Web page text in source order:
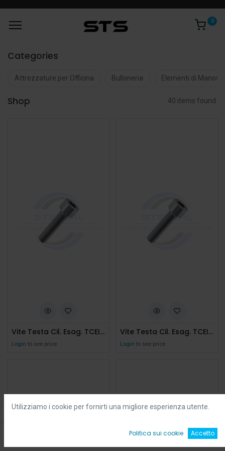
Default
0
Categories
Attrezzature per Officina Bulloneria Elementi di
Shop 40 items found.
Vite Testa Cil. Esag. TCEI M3x8 Zn Uni 5931
Login to see price
Vite Testa Cil. Esag. TCEI M3x30 Zn Uni 5931
Login to see price
Utilizziamo i cookie per fornirti una migliore esperienza utente.
Politica sui cookie Accetto